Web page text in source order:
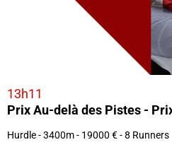
13h11
Hurdle - 3400m - 19000 € - 8 Runners